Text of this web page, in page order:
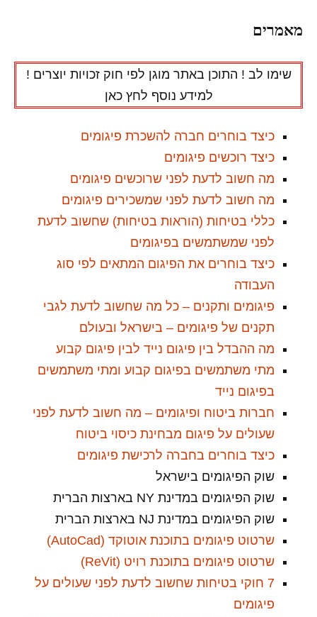
מאמרים
שימו לב ! התוכן באתר מוגן לפי חוק זכויות יוצרים !
למידע נוסף לחץ כאן
כיצד בוחרים חברה להשכרת פיגומים
כיצד רוכשים פיגומים
מה חשוב לדעת לפני שרוכשים פיגומים
מה חשוב לדעת לפני שמשכירים פיגומים
כללי בטיחות (הוראות בטיחות) שחשוב לדעת
לפני שמשתמשים בפיגומים
כיצד בוחרים את הפיגום המתאים לפי סוג
העבודה
פיגומים ותקנים – כל מה שחשוב לדעת לגבי
תקנים של פיגומים – בישראל ובעולם
מה ההבדל בין פיגום נייד לבין פיגום קבוע
מתי משתמשים בפיגום קבוע ומתי משתמשים
בפיגום נייד
חברות ביטוח ופיגומים – מה חשוב לדעת לפני
שעולים על פיגום מבחינת כיסוי ביטוח
כיצד בוחרים בחברה לרכישת פיגומים
שוק הפיגומים בישראל
שוק הפיגומים במדינת NY בארצות הברית
שוק הפיגומים במדינת NJ בארצות הברית
שרטוט פיגומים בתוכנת אוטוקד (AutoCad)
שרטוט פיגומים בתוכנת רויט (ReVit)
7 חוקי בטיחות שחשוב לדעת לפני שעולים על
פיגומים